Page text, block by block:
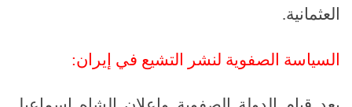
العثمانية.
السياسة الصفوية لنشر التشيع في إيران: